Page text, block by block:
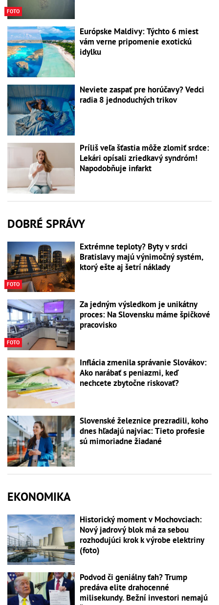
FOTO
Európske Maldivy: Týchto 6 miest
vám verne pripomenie exotickú
idylku
Neviete zaspať pre horúčavy? Vedci
radia 8 jednoduchých trikov
Príliš veľa šťastia môže zlomiť srdce:
Lekári opísali zriedkavý syndróm!
Napodobňuje infarkt
DOBRÉ SPRÁVY
FOTO
Extrémne teploty? Byty v srdci
Bratislavy majú výnimočný systém,
ktorý ešte aj šetrí náklady
FOTO
Za jedným výsledkom je unikátny
proces: Na Slovensku máme špičkové
pracovisko
Inflácia zmenila správanie Slovákov:
Ako narábať s peniazmi, keď
nechcete zbytočne riskovať?
Slovenské železnice prezradili, koho
dnes hľadajú najviac: Tieto profesie
sú mimoriadne žiadané
EKONOMIKA
Historický moment v Mochovciach:
Nový jadrový blok má za sebou
rozhodujúci krok k výrobe elektriny
(foto)
Podvod či geniálny ťah? Trump
predáva elite drahocenné
milisekundy. Bežní investori nemajú